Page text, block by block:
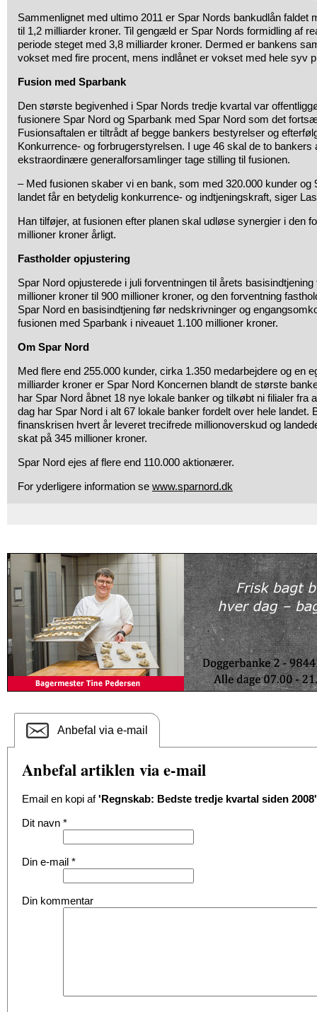
Sammenlignet med ultimo 2011 er Spar Nords bankudlån faldet
til 1,2 milliarder kroner. Til gengæld er Spar Nords formidling af
periode steget med 3,8 milliarder kroner. Dermed er bankens
vokset med fire procent, mens indlånet er vokset med hele syv
Fusion med Sparbank
Den største begivenhed i Spar Nords tredje kvartal var
fusionere Spar Nord og Sparbank med Spar Nord som det
Fusionsaftalen er tiltrådt af begge bankers bestyrelser og
Konkurrence- og forbrugerstyrelsen. I uge 46 skal de to
ekstraordinære generalforsamlinger tage stilling til fusionen.
– Med fusionen skaber vi en bank, som med 320.000 kunder og
landet får en betydelig konkurrence- og indtjeningskraft, siger
Han tilføjer, at fusionen efter planen skal udløse synergier i den
millioner kroner årligt.
Fastholder opjustering
Spar Nord opjusterede i juli forventningen til årets
millioner kroner til 900 millioner kroner, og den forventning
Spar Nord en basisindtjening før nedskrivninger og
fusionen med Sparbank i niveauet 1.100 millioner kroner.
Om Spar Nord
Med flere end 255.000 kunder, cirka 1.350 medarbejdere og en
milliarder kroner er Spar Nord Koncernen blandt de største
har Spar Nord åbnet 18 nye lokale banker og tilkøbt ni filialer fra
dag har Spar Nord i alt 67 lokale banker fordelt over hele landet.
finanskrisen hvert år leveret trecifrede millionoverskud og
skat på 345 millioner kroner.
Spar Nord ejes af flere end 110.000 aktionærer.
For yderligere information se www.sparnord.dk
Anbefal via e-mail
Anbefal artiklen via e-mail
Email en kopi af'Regnskab: Bedste tredje kvartal siden 2008'
Dit navn *
Din e-mail *
Din kommentar